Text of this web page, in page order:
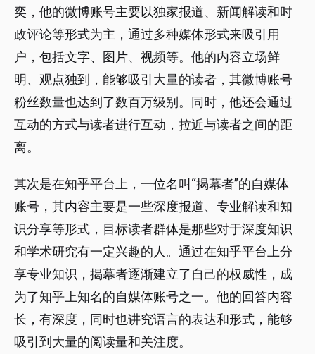
奕，他的微博账号主要以独家报道、新闻解读和时
政评论等形式为主，通过多种媒体形式来吸引用
户，包括文字、图片、视频等。他的内容立场鲜
明、观点独到，能够吸引大量的读者，其微博账号
粉丝数量也达到了数百万级别。同时，他还会通过
互动的方式与读者进行互动，拉近与读者之间的距
离。
其次是在知乎平台上，一位名叫“揭幕者”的自媒体
账号，其内容主要是一些深度报道、专业解读和知
识分享等形式，目标读者群体是那些对于深度知识
和学术研究有一定兴趣的人。通过在知乎平台上分
享专业知识，揭幕者逐渐建立了自己的权威性，成
为了知乎上知名的自媒体账号之一。他的回答内容
长，有深度，同时也讲究语言的表达和形式，能够
吸引到大量的阅读量和关注度。